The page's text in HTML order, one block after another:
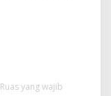
Ruas yang wajib